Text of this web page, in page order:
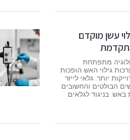
עשן מוקדם
מתפתחת
גילוי האש הופכות
יותר. גלאי לייזר
הבולטים והחשובים
בניגוד לגלאים